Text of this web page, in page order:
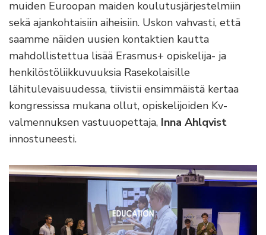
muiden Euroopan maiden koulutusjärjestelmiin
sekä ajankohtaisiin aiheisiin. Uskon vahvasti, että
saamme näiden uusien kontaktien kautta
mahdollistettua lisää Erasmus+ opiskelija- ja
henkilöstöliikkuvuuksia Rasekolaisille
lähitulevaisuudessa, tiivistii ensimmäistä kertaa
kongressissa mukana ollut, opiskelijoiden Kv-
valmennuksen vastuuopettaja, Inna Ahlqvist
innostuneesti.